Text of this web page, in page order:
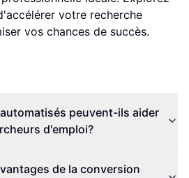
votre recherche
vos chances de succès.
peuvent-ils aider
d'emploi?
de la conversion